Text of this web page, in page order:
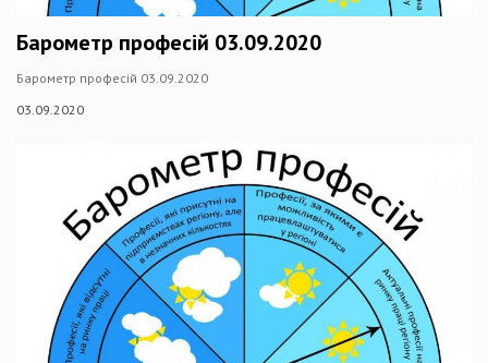
Барометр професій 03.09.2020
Барометр професій 03.09.2020
03.09.2020